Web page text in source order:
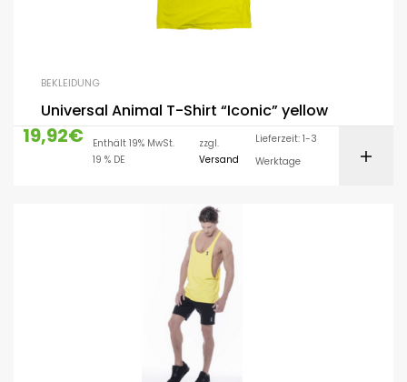
BEKLEIDUNG
Universal Animal T-Shirt “Iconic” yellow
19,92€
Enthält 19% MwSt.
19 % DE
zzgl.
Versand
Lieferzeit: 1-3
Werktage